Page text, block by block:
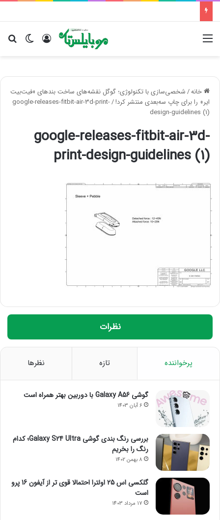
تغییر ورود
خانه/شخصی‌سازی با تکنولوژی؛ گوگل نقشه‌های ساخت بندهای «فیت‌بیت
ایر» را برای چاپ سه‌بعدی منتشر کرد!/
google-releases-fitbit-air-3d-print-
design-guidelines (1)
google-releases-fitbit-air-3d-
print-design-guidelines (1)
نظرات
پرخواننده تازه نظرها
گوشی Galaxy A56 با دوربین بهتر همراه است
6 آبان 1403
بررسی رنگ بندی گوشی Galaxy S24 Ultra؛ کدام
رنگ را بخریم
8 بهمن 1402
گلکسی اس 25 اولترا احتمالا قوی تر از آیفون 16 پرو
است
17 مرداد 1403